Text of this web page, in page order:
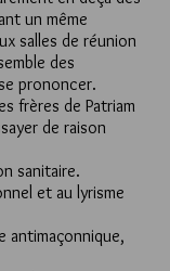
un même
salles de réunion
des
prononcer.
frères de Patriam
de raison
sanitaire.
et au lyrisme
antimaçonnique,